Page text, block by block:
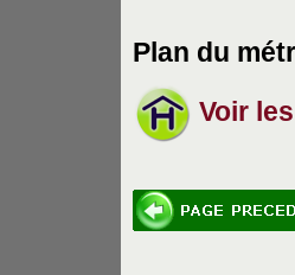
Plan du
Voir